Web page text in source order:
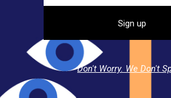
Don't Worry. We Don't